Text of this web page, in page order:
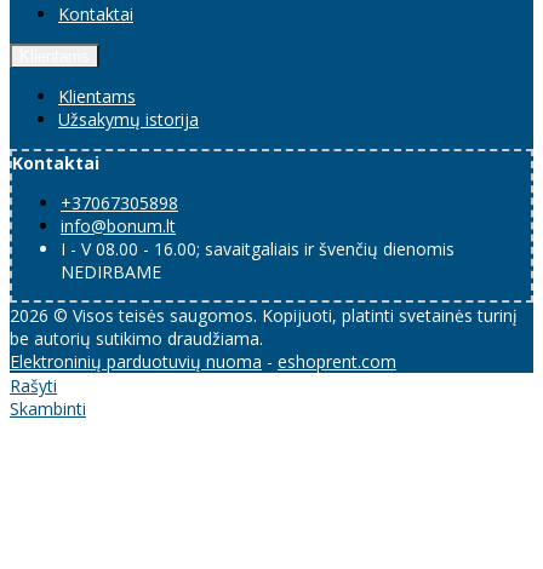
Kontaktai
Klientams
Užsakymų istorija
Kontaktai
+37067305898
info@bonum.lt
I - V 08.00 - 16.00; savaitgaliais ir švenčių dienomis
NEDIRBAME
2026 © Visos teisės saugomos. Kopijuoti, platinti svetainės turinį
be autorių sutikimo draudžiama.
Elektroninių parduotuvių nuoma - eshoprent.com
Rašyti
Skambinti